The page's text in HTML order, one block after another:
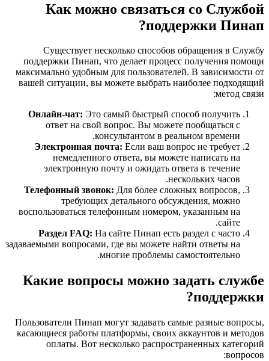
Как можно связаться со Службой
поддержки Пинап?
Существует несколько способов обращения в Службу
поддержки Пинап, что делает процесс получения помощи
максимально удобным для пользователей. В зависимости от
вашей ситуации, вы можете выбрать наиболее подходящий
метод связи:
Онлайн-чат: Это самый быстрый способ получить
ответ на свой вопрос. Вы можете пообщаться с
консультантом в реальном времени.
Электронная почта: Если ваш вопрос не требует
немедленного ответа, вы можете написать на
электронную почту и ожидать ответа в течение
нескольких часов.
Телефонный звонок: Для более сложных вопросов,
требующих детального обсуждения, можно
воспользоваться телефонным номером, указанным на
сайте.
Раздел FAQ: На сайте Пинап есть раздел с часто
задаваемыми вопросами, где вы можете найти ответы на
многие проблемы самостоятельно.
Какие вопросы можно задать службе
поддержки?
Пользователи Пинап могут задавать самые разные вопросы,
касающиеся работы платформы, своих аккаунтов и методов
оплаты. Вот несколько распространенных категорий
вопросов: